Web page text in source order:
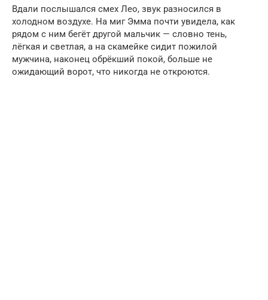
Вдали послышался смех Лео, звук разносился в
холодном воздухе. На миг Эмма почти увидела, как
рядом с ним бегёт другой мальчик — словно тень,
лёгкая и светлая, а на скамейке сидит пожилой
мужчина, наконец обрёкший покой, больше не
ожидающий ворот, что никогда не откроются.